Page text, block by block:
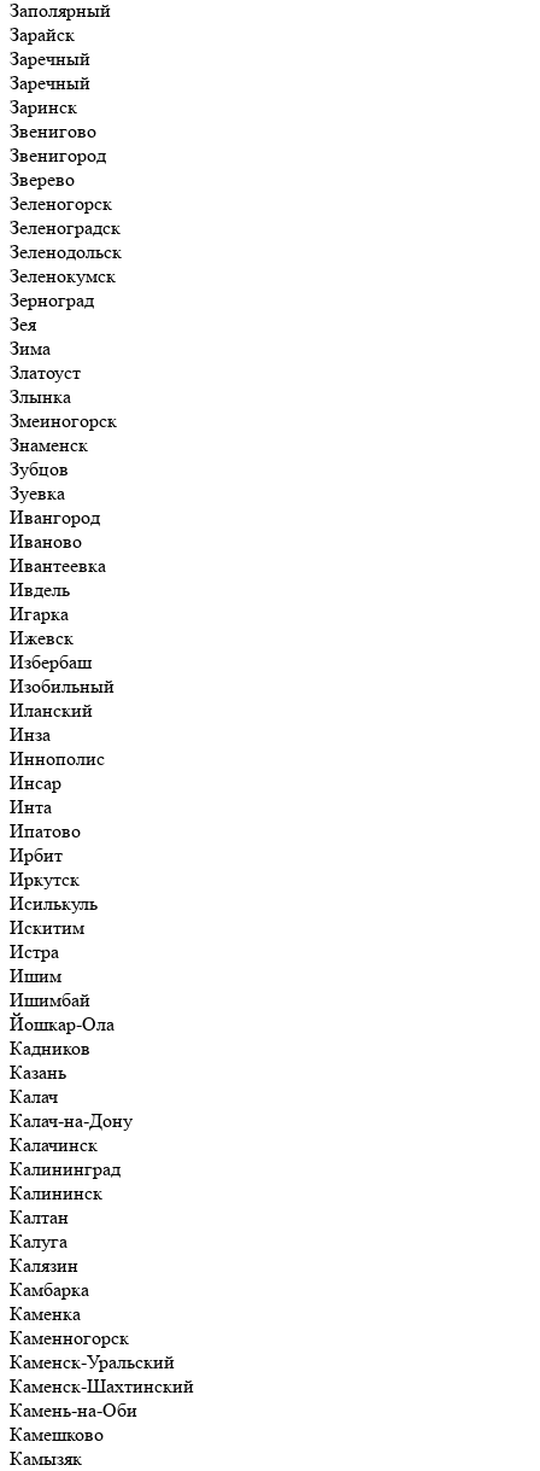
Заполярный
Зарайск
Заречный
Заречный
Заринск
Звенигово
Звенигород
Зверево
Зеленогорск
Зеленоградск
Зеленодольск
Зеленокумск
Зерноград
Зея
Зима
Златоуст
Злынка
Змеиногорск
Знаменск
Зубцов
Зуевка
Ивангород
Иваново
Ивантеевка
Ивдель
Игарка
Ижевск
Избербаш
Изобильный
Иланский
Инза
Иннополис
Инсар
Инта
Ипатово
Ирбит
Иркутск
Исилькуль
Искитим
Истра
Ишим
Ишимбай
Йошкар-Ола
Кадников
Казань
Калач
Калач-на-Дону
Калачинск
Калининград
Калининск
Калтан
Калуга
Калязин
Камбарка
Каменка
Каменногорск
Каменск-Уральский
Каменск-Шахтинский
Камень-на-Оби
Камешково
Камызяк